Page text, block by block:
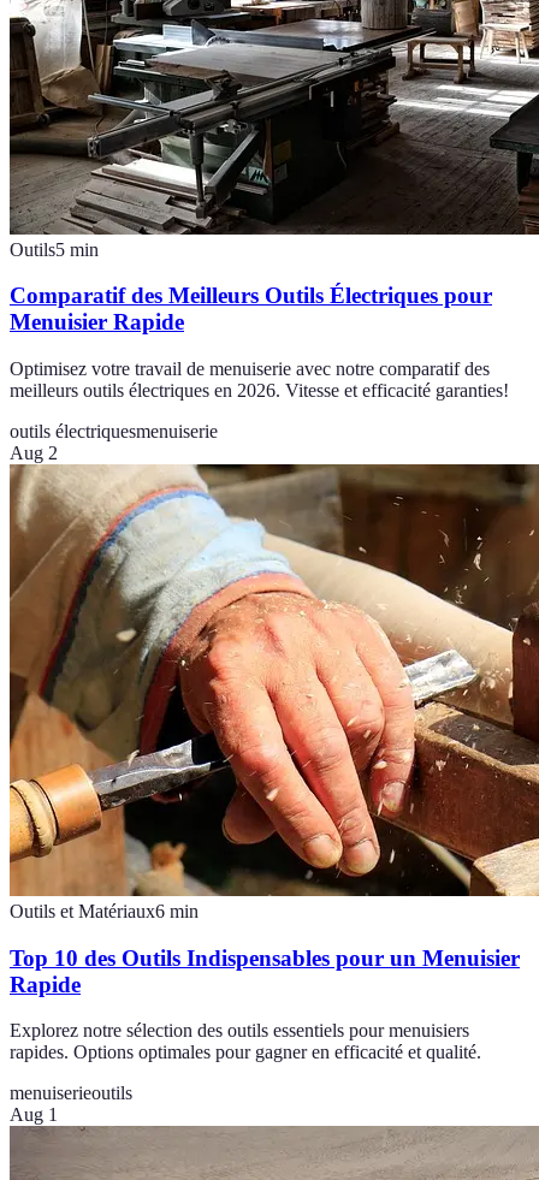
Outils5 min
Comparatif des Meilleurs Outils Électriques pour
Menuisier Rapide
Optimisez votre travail de menuiserie avec notre comparatif des
meilleurs outils électriques en 2026. Vitesse et efficacité garanties!
outils électriquesmenuiserie
Aug 2
Outils et Matériaux6 min
Top 10 des Outils Indispensables pour un Menuisier
Rapide
Explorez notre sélection des outils essentiels pour menuisiers
rapides. Options optimales pour gagner en efficacité et qualité.
menuiserieoutils
Aug 1